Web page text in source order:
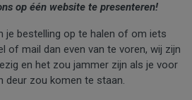
op één website te presenteren!
je bestelling op te halen of om iets
of mail dan even van te voren, wij zijn
en het zou jammer zijn als je voor
deur zou komen te staan.